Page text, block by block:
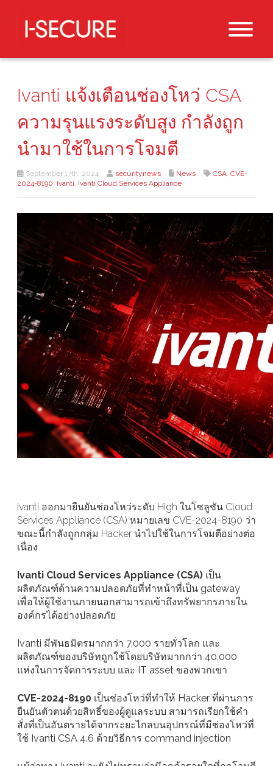
Ivanti แจ้งเตือนช่องโหว่ CSA
ความรุนแรงระดับสูง กำลังถูก
นำมาใช้ในการโจมตี
September 17th, 2024 securitynews News CSA, CVE-
2024-8190, Ivanti, Ivanti Cloud Services Appliance
Ivanti ออกมายืนยันช่องโหว่ระดับ High ในโซลูชัน Cloud
Services Appliance (CSA) หมายเลข CVE-2024-8190 ว่า
ขณะนี้กำลังถูกกลุ่ม Hacker นำไปใช้ในการโจมตีอย่างต่อ
เนื่อง
Ivanti Cloud Services Appliance (CSA) เป็น
ผลิตภัณฑ์ด้านความปลอดภัยที่ทำหน้าที่เป็น gateway
เพื่อให้ผู้ใช้งานภายนอกสามารถเข้าถึงทรัพยากรภายใน
องค์กรได้อย่างปลอดภัย
Ivanti มีพันธมิตรมากกว่า 7,000 รายทั่วโลก และ
ผลิตภัณฑ์ของบริษัทถูกใช้โดยบริษัทมากกว่า 40,000
แห่งในการจัดการระบบ และ IT asset ของพวกเขา
CVE-2024-8190 เป็นช่องโหว่ที่ทำให้ Hacker ที่ผ่านการ
ยืนยันตัวตนด้วยสิทธิ์ของผู้ดูแลระบบ สามารถเรียกใช้คำ
สั่งที่เป็นอันตรายได้จากระยะไกลบนอุปกรณ์ที่มีช่องโหว่ที่
ใช้ Ivanti CSA 4.6 ด้วยวิธีการ command injection